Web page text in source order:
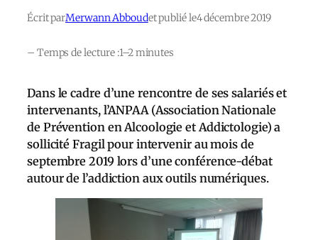
Écrit parMerwann Abboudet publié le4 décembre 2019
– Temps de lecture :1–2 minutes
Dans le cadre d’une rencontre de ses salariés et
intervenants, l’ANPAA (Association Nationale
de Prévention en Alcoologie et Addictologie) a
sollicité Fragil pour intervenir au mois de
septembre 2019 lors d’une conférence-débat
autour de l’addiction aux outils numériques.